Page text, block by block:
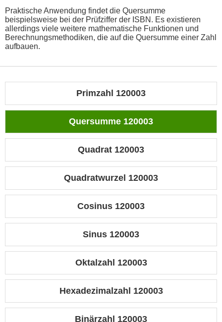
Praktische Anwendung findet die Quersumme
beispielsweise bei der Prüfziffer der ISBN. Es existieren
allerdings viele weitere mathematische Funktionen und
Berechnungsmethodiken, die auf die Quersumme einer Zahl
aufbauen.
Primzahl 120003
Quersumme 120003
Quadrat 120003
Quadratwurzel 120003
Cosinus 120003
Sinus 120003
Oktalzahl 120003
Hexadezimalzahl 120003
Binärzahl 120003